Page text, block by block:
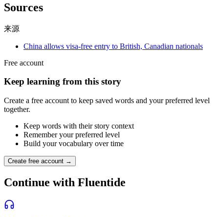
Sources
来源
China allows visa-free entry to British, Canadian nationals
Free account
Keep learning from this story
Create a free account to keep saved words and your preferred level
together.
Keep words with their story context
Remember your preferred level
Build your vocabulary over time
Create free account →
Continue with Fluentide